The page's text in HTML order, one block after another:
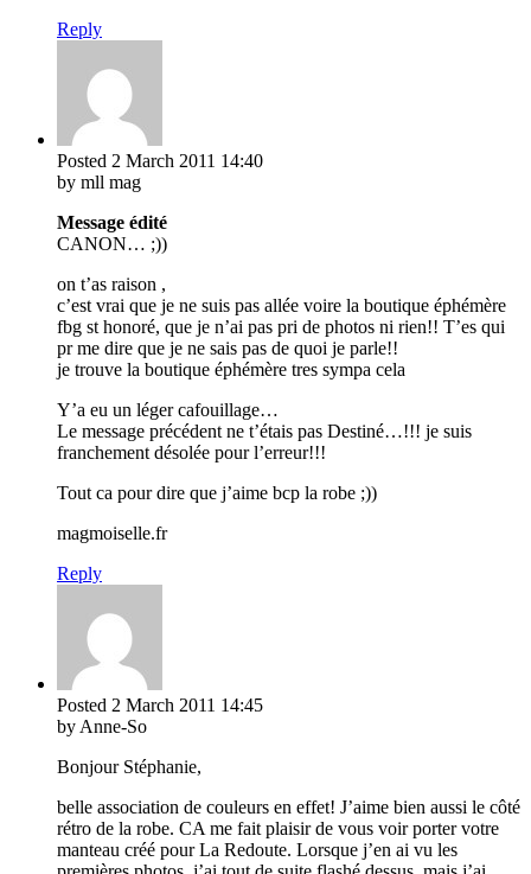
Reply
Posted 2 March 2011 14:40
by mll mag
Message édité
CANON… ;))
on t’as raison ,
c’est vrai que je ne suis pas allée voire la boutique éphémère
fbg st honoré, que je n’ai pas pri de photos ni rien!! T’es qui
pr me dire que je ne sais pas de quoi je parle!!
je trouve la boutique éphémère tres sympa cela
Y’a eu un léger cafouillage…
Le message précédent ne t’étais pas Destiné…!!! je suis
franchement désolée pour l’erreur!!!
Tout ca pour dire que j’aime bcp la robe ;))
magmoiselle.fr
Reply
Posted 2 March 2011 14:45
by Anne-So
Bonjour Stéphanie,
belle association de couleurs en effet! J’aime bien aussi le côté
rétro de la robe. CA me fait plaisir de vous voir porter votre
manteau créé pour La Redoute. Lorsque j’en ai vu les